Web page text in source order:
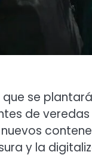
se
de
y la